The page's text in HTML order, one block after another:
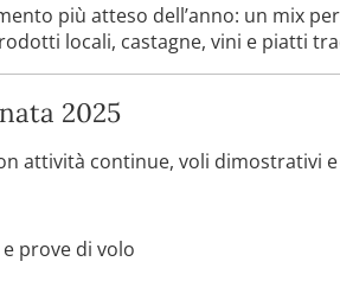
più atteso dell’anno: un mix
locali, castagne, vini e piatti
2025
attività continue, voli dimostrativi
prove di volo